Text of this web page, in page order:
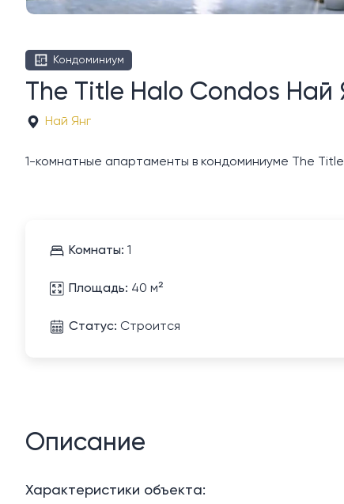
Кондоминиум
The Title Halo Condos Най
Най Янг
1-комнатные апартаменты в кондоминиуме The
Комнаты: 1
Площадь: 40 м²
Статус: Строится
Описание
Характеристики объекта: